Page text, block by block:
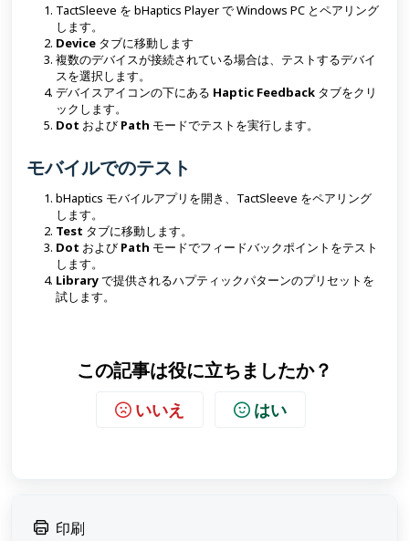
TactSleeve を bHaptics Player で Windows PC とペアリング
します。
Device タブに移動します
複数のデバイスが接続されている場合は、テストするデバイ
スを選択します。
デバイスアイコンの下にある Haptic Feedback タブをクリ
ックします。
Dot および Path モードでテストを実行します。
モバイルでのテスト
bHaptics モバイルアプリを開き、TactSleeve をペアリング
します。
Test タブに移動します。
Dot および Path モードでフィードバックポイントをテスト
します。
Libraryで提供されるハプティックパターンのプリセットを
試します。
この記事は役に立ちましたか？
いいえ はい
印刷